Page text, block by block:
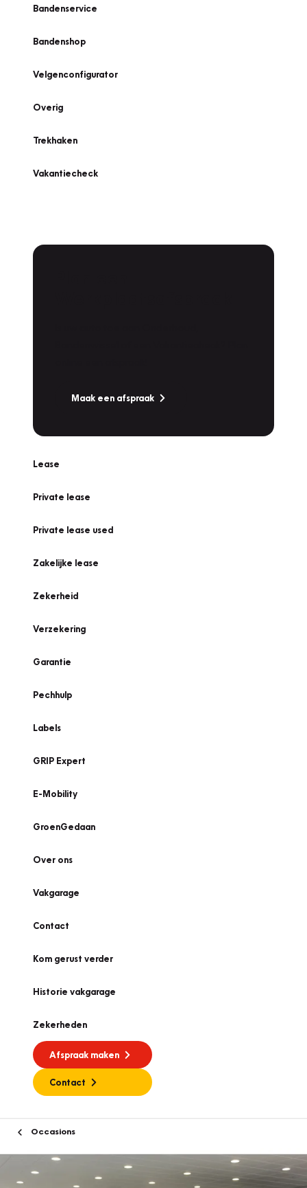
Bandenservice
Bandenshop
Velgenconfigurator
Overig
Trekhaken
Vakantiecheck
Maak een afspraak
Lease
Private lease
Private lease used
Zakelijke lease
Zekerheid
Verzekering
Garantie
Pechhulp
Labels
GRIP Expert
E-Mobility
GroenGedaan
Over ons
Vakgarage
Contact
Kom gerust verder
Historie vakgarage
Zekerheden
Afspraak maken
Contact
Occasions